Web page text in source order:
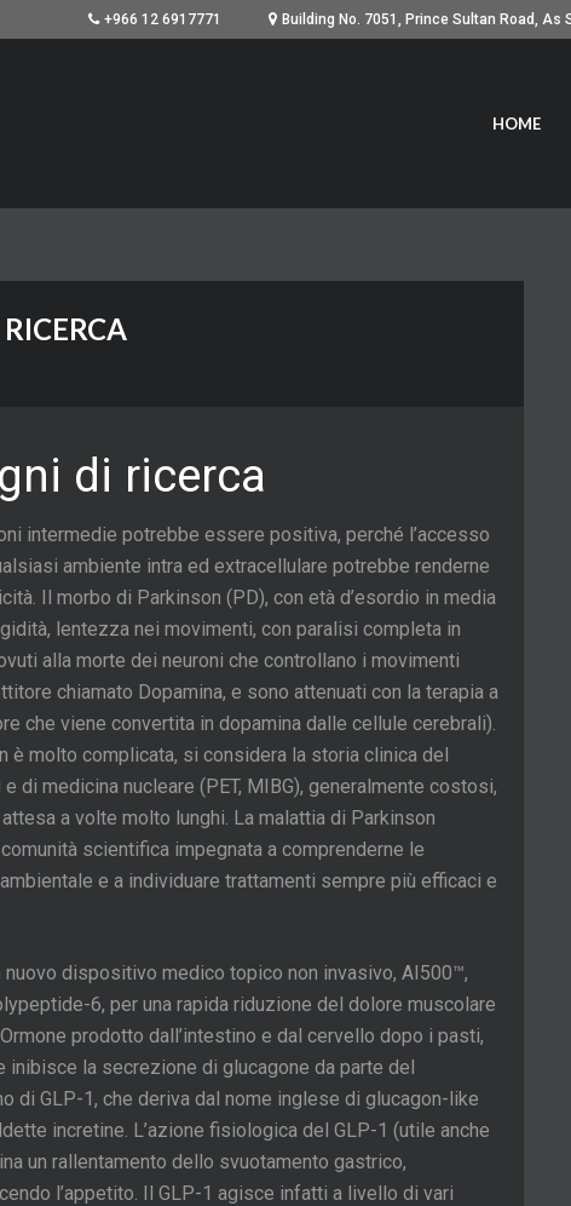
+966 12 6917771
HOME
di ricerca
intermedie potrebbe essere positiva, perché l’accesso
ambiente intra ed extracellulare potrebbe renderne
Il morbo di Parkinson (PD), con età d’esordio in media
lentezza nei movimenti, con paralisi completa in
alla morte dei neuroni che controllano i movimenti
chiamato Dopamina, e sono attenuati con la terapia a
che viene convertita in dopamina dalle cellule cerebrali).
è molto complicata, si considera la storia clinica del
di medicina nucleare (PET, MIBG), generalmente costosi,
a volte molto lunghi. La malattia di Parkinson
scientifica impegnata a comprenderne le
e a individuare trattamenti sempre più efficaci e
dispositivo medico topico non invasivo, AI500™,
6, per una rapida riduzione del dolore muscolare
prodotto dall’intestino e dal cervello dopo i pasti,
la secrezione di glucagone da parte del
di GLP-1, che deriva dal nome inglese di glucagon-like
incretine. L’azione fisiologica del GLP-1 (utile anche
un rallentamento dello svuotamento gastrico,
l’appetito. Il GLP-1 agisce infatti a livello di vari